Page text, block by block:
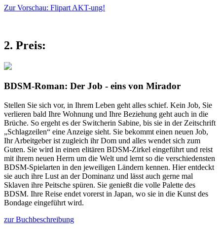
Zur Vorschau: Flipart AKT-ung!
2. Preis:
BDSM-Roman: Der Job - eins von Mirador
Stellen Sie sich vor, in Ihrem Leben geht alles schief. Kein Job, Sie
verlieren bald Ihre Wohnung und Ihre Beziehung geht auch in die
Brüche. So ergeht es der Switcherin Sabine, bis sie in der Zeitschrift
„Schlagzeilen“ eine Anzeige sieht. Sie bekommt einen neuen Job,
Ihr Arbeitgeber ist zugleich ihr Dom und alles wendet sich zum
Guten. Sie wird in einen elitären BDSM-Zirkel eingeführt und reist
mit ihrem neuen Herrn um die Welt und lernt so die verschiedensten
BDSM-Spielarten in den jeweiligen Ländern kennen. Hier entdeckt
sie auch ihre Lust an der Dominanz und lässt auch gerne mal
Sklaven ihre Peitsche spüren. Sie genießt die volle Palette des
BDSM. Ihre Reise endet vorerst in Japan, wo sie in die Kunst des
Bondage eingeführt wird.
zur Buchbeschreibung